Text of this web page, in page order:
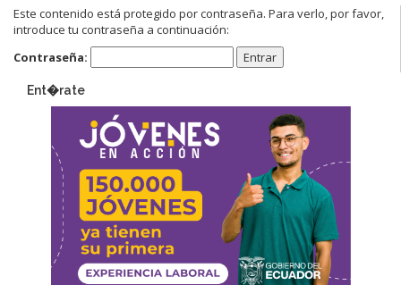
Este contenido está protegido por contraseña. Para verlo, por favor,
introduce tu contraseña a continuación:
Contraseña:
Ent�rate